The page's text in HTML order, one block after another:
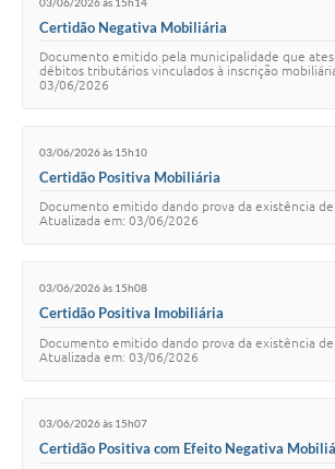
Certidão Negativa Mobiliária
Documento emitido pela municipalidade que
débitos tributários vinculados à inscrição
03/06/2026
03/06/2026 às 15h10
Certidão Positiva Mobiliária
Documento emitido dando prova da existência
Atualizada em: 03/06/2026
03/06/2026 às 15h08
Certidão Positiva Imobiliária
Documento emitido dando prova da existência
Atualizada em: 03/06/2026
03/06/2026 às 15h07
Certidão Positiva com Efeito Negativa